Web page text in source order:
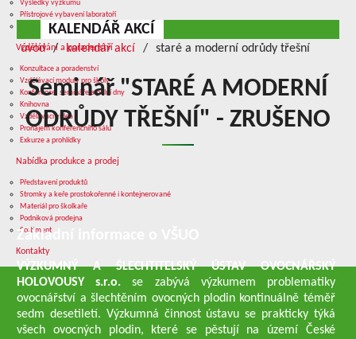
Výsledky výzkumu
Přístrojové vybavení laboratoří
Služby v oblasti výzkumu
Vzdělávání a poradenství
Konzultace a poradenství
Vzdělávací moduly pro školy
Konference, semináře a polní dny
Knihovna
Vzdělávací videa
Pronájem konferenčního sálu
Exkurze a prohlídky
Nabídka produkce a prodej
Představení produktů
Stromky a keře prostokořenné i kontejnerované
Materiál pro školkaře
Podniková prodejna
Sortiment
Kontakty
KALENDÁŘ AKCÍ
úvod kalendář akcí staré a moderní odrůdy třešní
Seminář "STARÉ A MODERNÍ
ODRŮDY TŘEŠNÍ" - ZRUŠENO
Základní informace o VŠUO
VÝZKUMNÝ A ŠLECHTITELSKÝ ÚSTAV OVOCNÁŘSKÝ
HOLOVOUSY s.r.o.se zabývá výzkumem problematiky
ovocnářství a šlechtěním ovocných plodin kontinuálně téměř
sedm desetiletí. Výzkumná činnost ústavu se prakticky týká
všech ovocných plodin, které se pěstují na území České